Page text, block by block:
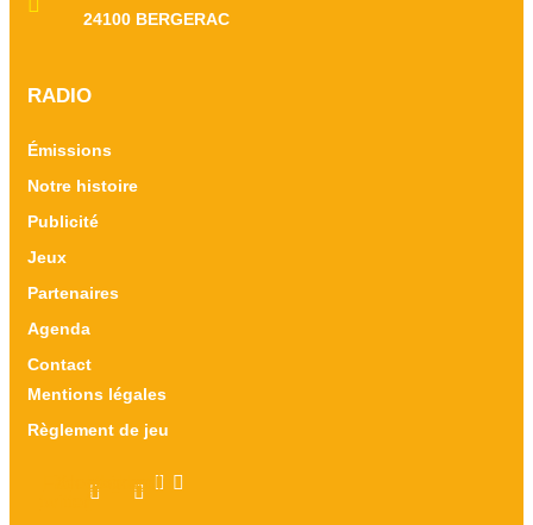
24100 BERGERAC
RADIO
Émissions
Notre histoire
Publicité
Jeux
Partenaires
Agenda
Contact
Mentions légales
Règlement de jeu
Facebook-
f
Instagram
Linkedin